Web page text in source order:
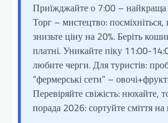
Приїжджайте о 7:00 – найкраща
Торг – мистецтво:
знизьте ціну на 20%. Беріть
платні. Уникайте піку 11:00-
любите черги. Для туристів:
“фермерські сети” –
Перевіряйте свіжість: нюхайте,
порада 2026: сортуйте сміття на